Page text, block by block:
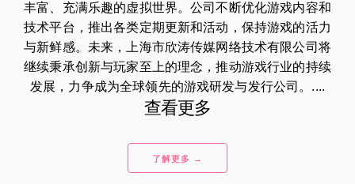
丰富、充满乐趣的虚拟世界。公司不断优化游戏内容和
技术平台，推出各类定期更新和活动，保持游戏的活力
与新鲜感。未来，上海市欣涛传媒网络技术有限公司将
继续秉承创新与玩家至上的理念，推动游戏行业的持续
发展，力争成为全球领先的游戏研发与发行公司。....
查看更多
了解更多 →